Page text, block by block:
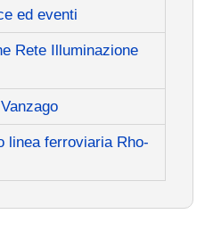
ed eventi
Rete Illuminazione
linea ferroviaria Rho-